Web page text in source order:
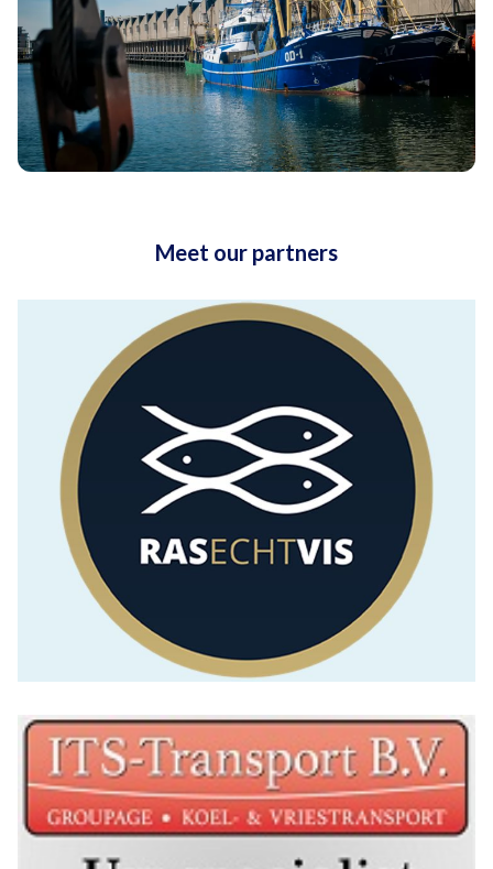
Meet our partners